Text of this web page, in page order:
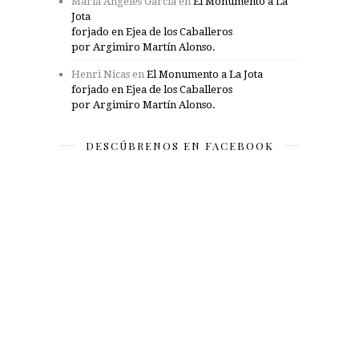
Jota
forjado en Ejea de los Caballeros
por Argimiro Martín Alonso.
Henri Nicas en El Monumento a La Jota
forjado en Ejea de los Caballeros
por Argimiro Martín Alonso.
DESCÚBRENOS EN FACEBOOK